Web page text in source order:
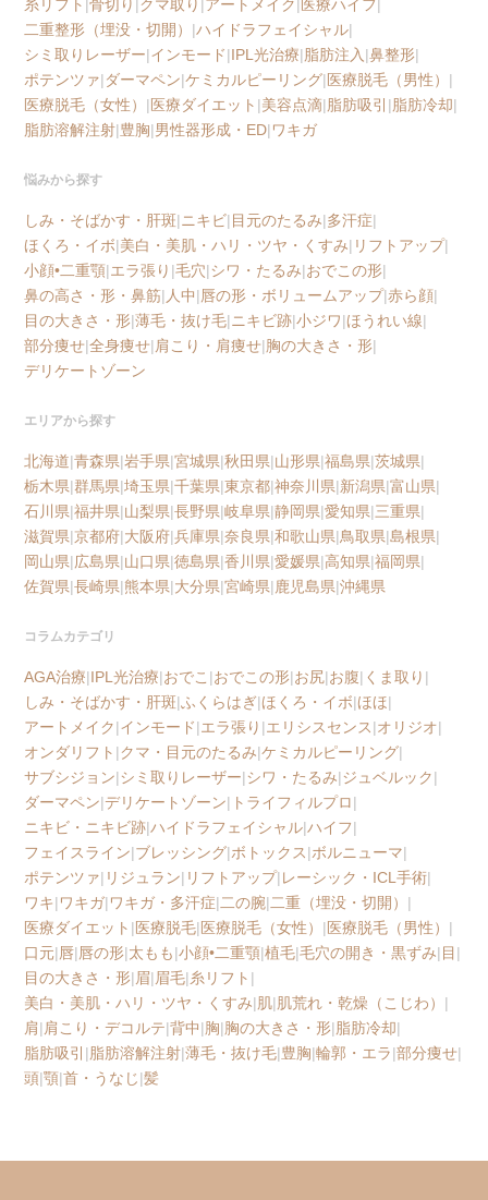
糸リフト |骨切り |クマ取り |アートメイク|医療ハイフ|
二重整形（埋没・切開） |ハイドラフェイシャル|
シミ取りレーザー|インモード|IPL光治療|脂肪注入 |鼻整形|
ポテンツァ|ダーマペン|ケミカルピーリング|医療脱毛（男性） |
医療脱毛（女性） |医療ダイエット |美容点滴|脂肪吸引 |脂肪冷却|
脂肪溶解注射|豊胸|男性器形成・ED|ワキガ
悩みから探す
しみ・そばかす・肝斑| ニキビ|目元のたるみ|多汗症|
ほくろ・イボ|美白・美肌・ハリ・ツヤ・くすみ| リフトアップ|
小顔•二重顎|エラ張り |毛穴|シワ・たるみ|おでこの形|
鼻の高さ・形・鼻筋| 人中|唇の形・ボリュームアップ|赤ら顔|
目の大きさ・形|薄毛・抜け毛| ニキビ跡|小ジワ|ほうれい線|
部分痩せ|全身痩せ|肩こり・肩痩せ|胸の大きさ・形|
デリケートゾーン
エリアから探す
北海道|青森県|岩手県|宮城県|秋田県|山形県|福島県|茨城県|
栃木県|群馬県|埼玉県|千葉県|東京都|神奈川県|新潟県|富山県|
石川県|福井県|山梨県|長野県|岐阜県|静岡県|愛知県|三重県|
滋賀県|京都府|大阪府|兵庫県|奈良県|和歌山県|鳥取県|島根県|
岡山県|広島県|山口県|徳島県|香川県|愛媛県|高知県|福岡県|
佐賀県|長崎県|熊本県|大分県|宮崎県|鹿児島県|沖縄県
コラムカテゴリ
AGA治療|IPL光治療|おでこ |おでこの形|お尻|お腹| くま取り |
しみ・そばかす・肝斑|ふくらはぎ|ほくろ・イボ|ほほ|
アートメイク|インモード|エラ張り |エリシスセンス|オリジオ|
オンダリフト |クマ・目元のたるみ|ケミカルピーリング|
サブシジョン|シミ取りレーザー|シワ・たるみ|ジュベルック|
ダーマペン|デリケートゾーン| トライフィルプロ|
ニキビ・ニキビ跡|ハイドラフェイシャル|ハイフ|
フェイスライン|ブレッシング|ボトックス|ボルニューマ|
ポテンツァ| リジュラン| リフトアップ|レーシック・ICL手術|
ワキ|ワキガ|ワキガ・多汗症|二の腕|二重（埋没・切開） |
医療ダイエット |医療脱毛|医療脱毛（女性） |医療脱毛（男性） |
口元|唇|唇の形|太もも|小顔•二重顎|植毛|毛穴の開き・黒ずみ|目 |
目の大きさ・形|眉|眉毛|糸リフト |
美白・美肌・ハリ・ツヤ・くすみ|肌|肌荒れ・乾燥（こじわ） |
肩|肩こり・デコルテ|背中|胸|胸の大きさ・形|脂肪冷却|
脂肪吸引 |脂肪溶解注射|薄毛・抜け毛|豊胸|輪郭・エラ|部分痩せ|
頭|顎|首・うなじ|髪